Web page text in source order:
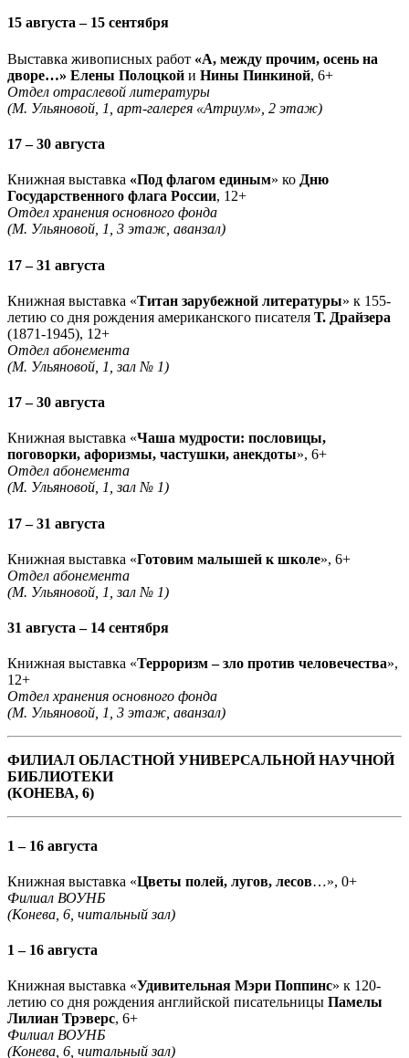
15 августа – 15 сентября
Выставка живописных работ «А, между прочим, осень на
дворе…» Елены Полоцкой и Нины Пинкиной, 6+
Отдел отраслевой литературы
(М. Ульяновой, 1, арт-галерея «Атриум», 2 этаж)
17 – 30 августа
Книжная выставка «Под флагом единым» ко Дню
Государственного флага России, 12+
Отдел хранения основного фонда
(М. Ульяновой, 1, 3 этаж, аванзал)
17 – 31 августа
Книжная выставка «Титан зарубежной литературы» к 155-
летию со дня рождения американского писателя Т. Драйзера
(1871-1945), 12+
Отдел абонемента
(М. Ульяновой, 1, зал № 1)
17 – 30 августа
Книжная выставка «Чаша мудрости: пословицы,
поговорки, афоризмы, частушки, анекдоты», 6+
Отдел абонемента
(М. Ульяновой, 1, зал № 1)
17 – 31 августа
Книжная выставка «Готовим малышей к школе», 6+
Отдел абонемента
(М. Ульяновой, 1, зал № 1)
31 августа – 14 сентября
Книжная выставка «Терроризм – зло против человечества»,
12+
Отдел хранения основного фонда
(М. Ульяновой, 1, 3 этаж, аванзал)
ФИЛИАЛ ОБЛАСТНОЙ УНИВЕРСАЛЬНОЙ НАУЧНОЙ
БИБЛИОТЕКИ
(КОНЕВА, 6)
1 – 16 августа
Книжная выставка «Цветы полей, лугов, лесов…», 0+
Филиал ВОУНБ
(Конева, 6, читальный зал)
1 – 16 августа
Книжная выставка «Удивительная Мэри Поппинс» к 120-
летию со дня рождения английской писательницы Памелы
Лилиан Трэверс, 6+
Филиал ВОУНБ
(Конева, 6, читальный зал)